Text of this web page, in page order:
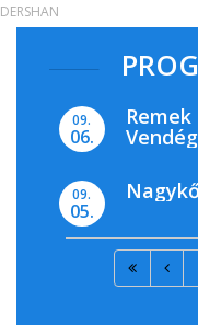
09.
06.
09.
05.
DERSHAN